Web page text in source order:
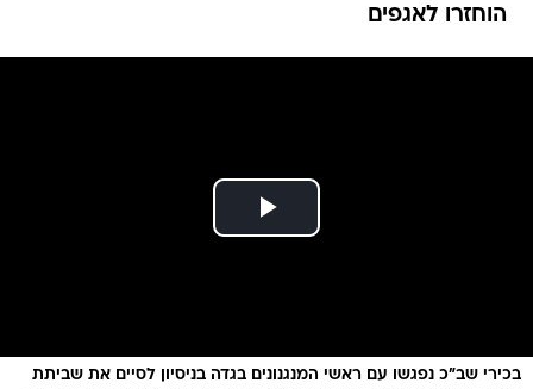
הוחזרו לאגפים
בכירי שב"כ נפגשו עם ראשי המנגנונים בגדה בניסיון לסיים את שביתת